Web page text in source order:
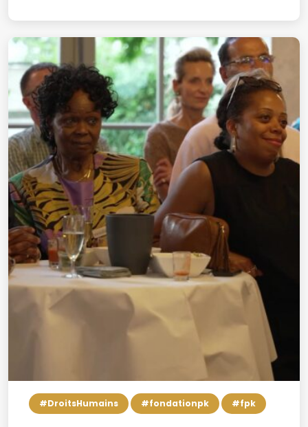
pour l’événement de Friend
#DroitsHumains #fondationpk #fpk